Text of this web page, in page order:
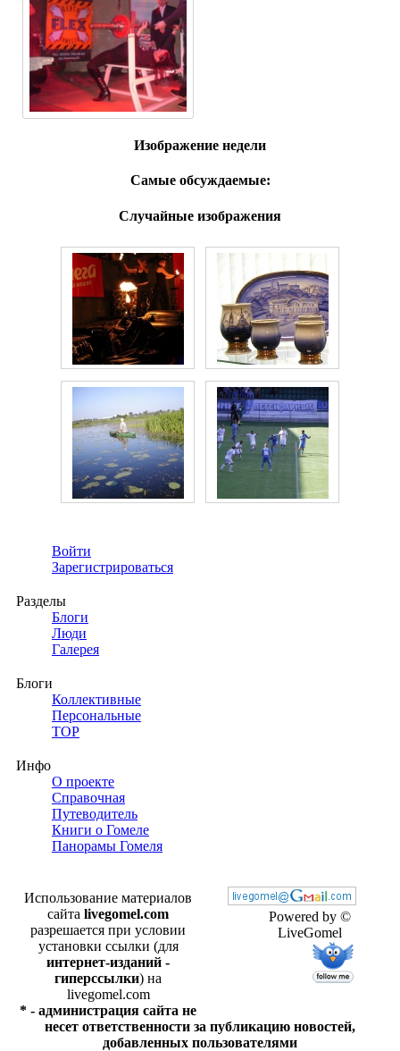
Изображение недели
Самые обсуждаемые:
Случайные изображения
Войти
Зарегистрироваться
Разделы
Блоги
Люди
Галерея
Блоги
Коллективные
Персональные
TOP
Инфо
О проекте
Справочная
Путеводитель
Книги о Гомеле
Панорамы Гомеля
Powered by ©
LiveGomel
Использование материалов
сайта livegomel.com
разрешается при условии
установки ссылки (для
интернет-изданий -
гиперссылки) на
livegomel.com
* - администрация сайта не
несет ответственности за публикацию новостей,
добавленных пользователями